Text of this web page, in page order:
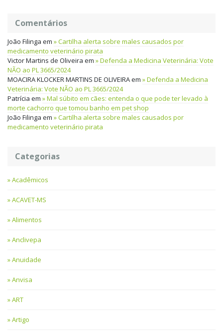
Comentários
João Filinga em
Cartilha alerta sobre males causados por
medicamento veterinário pirata
Victor Martins de Oliveira em
Defenda a Medicina Veterinária: Vote
NÃO ao PL 3665/2024
MOACIRA KLOCKER MARTINS DE OLIVEIRAem
Defenda a Medicina
Veterinária: Vote NÃO ao PL 3665/2024
Patrícia em
Mal súbito em cães: entenda o que pode ter levado à
morte cachorro que tomou banho em pet shop
João Filinga em
Cartilha alerta sobre males causados por
medicamento veterinário pirata
Categorias
Acadêmicos
ACAVET-MS
Alimentos
Anclivepa
Anuidade
Anvisa
ART
Artigo